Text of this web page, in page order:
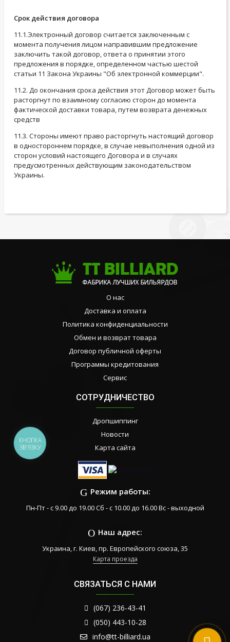
Срок действия договора
11.1.Электронный договор считается заключенным с
момента получения лицом направившим предложение
заключить такой договор, ответа о принятии этого
предложения в порядке, определенном частью шестой
статьи 11 Закона Украины "Об электронной коммерции".
11.2. До окончания срока действия этот Договор может быть
расторгнут по взаимному согласию сторон до момента
фактической доставки товара, путем возврата денежных
средств
11.3. Стороны имеют право расторгнуть настоящий договор
в одностороннем порядке, в случае невыполнения одной из
сторон условий настоящего Договора и в случаях
предусмотренных действующим законодательством
Украины.
О нас
Доставка и оплата
Политика конфиденциальности
Обмен и возврат товара
Договор публичной оферты
Программы кредитования
Сервис
СОТРУДНИЧЕСТВО
Дропшиппинг
Новости
Карта сайта
Режим работы:
Пн-Пт - с 9.00 до 19.00 Сб - с 10.00 до 16.00 Вс - выходной
Наш адрес:
Украина, г. Киев, пр. Европейского союза, 35
Карта проезда
СВЯЗАТЬСЯ С НАМИ
(067) 236-43-41
(050) 443-10-28
info@tt-billiard.ua
КНОПКА
ЗВ'ЯЗКУ